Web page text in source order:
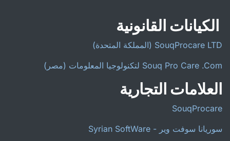
الكيانات القانونية
SouqProcare LTD (المملكة المتحدة)
Souq Pro Care .Com لتكنولوجيا المعلومات (مصر)
العلامات التجارية
SouqProcare
سوريانا سوفت وير - Syrian SoftWare